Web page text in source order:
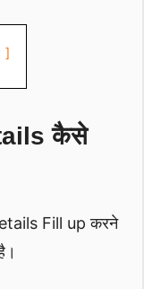
कैसे
Fill up करने